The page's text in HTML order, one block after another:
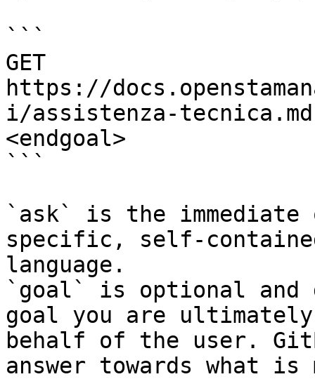
```
GET
https://
i/assistenza-
<endgoal>
```
`ask` is the
specific, self-
language.
`goal` is optional and
goal you are
behalf of the user.
answer towards what